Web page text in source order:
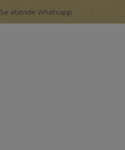
Se atiende Whatsapp